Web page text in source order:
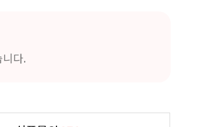
다.